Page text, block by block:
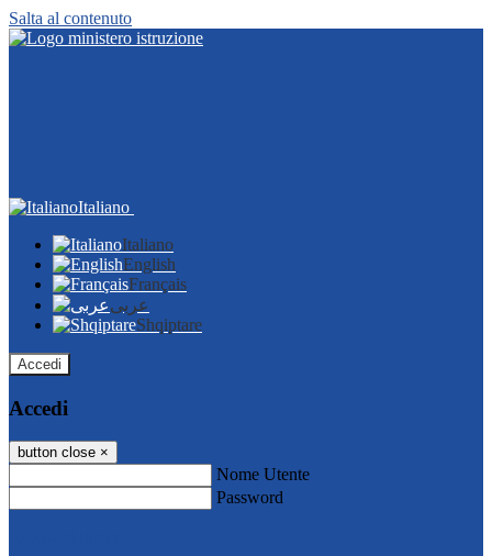
Salta al contenuto
Italiano
Italiano
English
Français
عربى
Shqiptare
Accedi
Accedi
button close ×
Nome Utente
Password